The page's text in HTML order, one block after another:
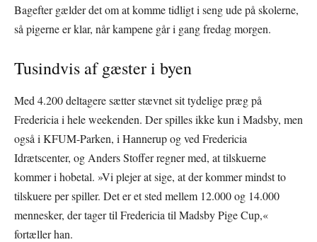
Bagefter gælder det om at komme tidligt i seng ude på skolerne,
så pigerne er klar, når kampene går i gang fredag morgen.
Tusindvis af gæster i byen
Med 4.200 deltagere sætter stævnet sit tydelige præg på
Fredericia i hele weekenden. Der spilles ikke kun i Madsby, men
også i KFUM-Parken, i Hannerup og ved Fredericia
Idrætscenter, og Anders Stoffer regner med, at tilskuerne
kommer i hobetal. »Vi plejer at sige, at der kommer mindst to
tilskuere per spiller. Det er et sted mellem 12.000 og 14.000
mennesker, der tager til Fredericia til Madsby Pige Cup,«
fortæller han.